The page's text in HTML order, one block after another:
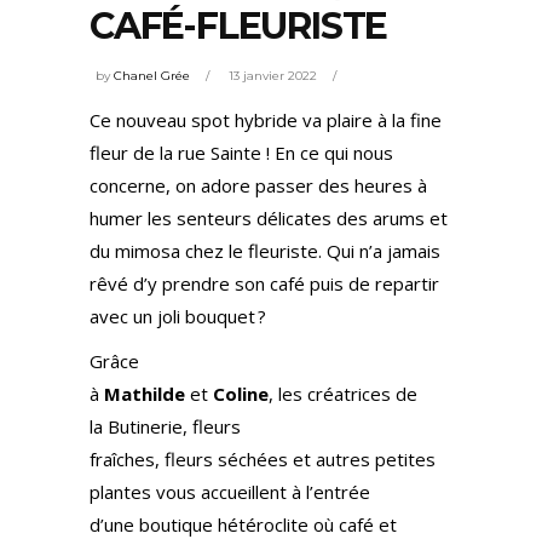
CAFÉ-FLEURISTE
byChanel Grée 13 janvier 2022
Ce nouveau spot hybride va plaire à la fine
fleur de la rue Sainte ! En ce qui nous
concerne, on adore passer des heures à
humer les senteurs délicates des arums et
du mimosa chez le fleuriste. Qui n’a jamais
rêvé d’y prendre son café puis de repartir
avec un joli bouquet ?
Grâce
à Mathilde et Coline, les créatrices de
la Butinerie, fleurs
fraîches, fleurs séchées et autres petites
plantes vous accueillent à l’entrée
d’une boutique hétéroclite où café et